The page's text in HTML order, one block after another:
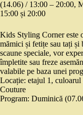
(14.06) / 13:00 – 20:00,
15:00 și 20:00
Kids Styling Corner este
mămici și fetițe sau tați și
scaune speciale, vor
împletite sau freze
valabile pe baza unei
Locație: etajul 1,
Couture
Program: Duminică